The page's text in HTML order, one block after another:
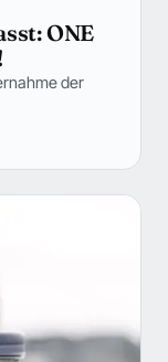
ONE
der